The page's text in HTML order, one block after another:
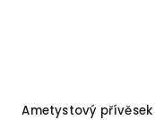
Ametystový přívěsek